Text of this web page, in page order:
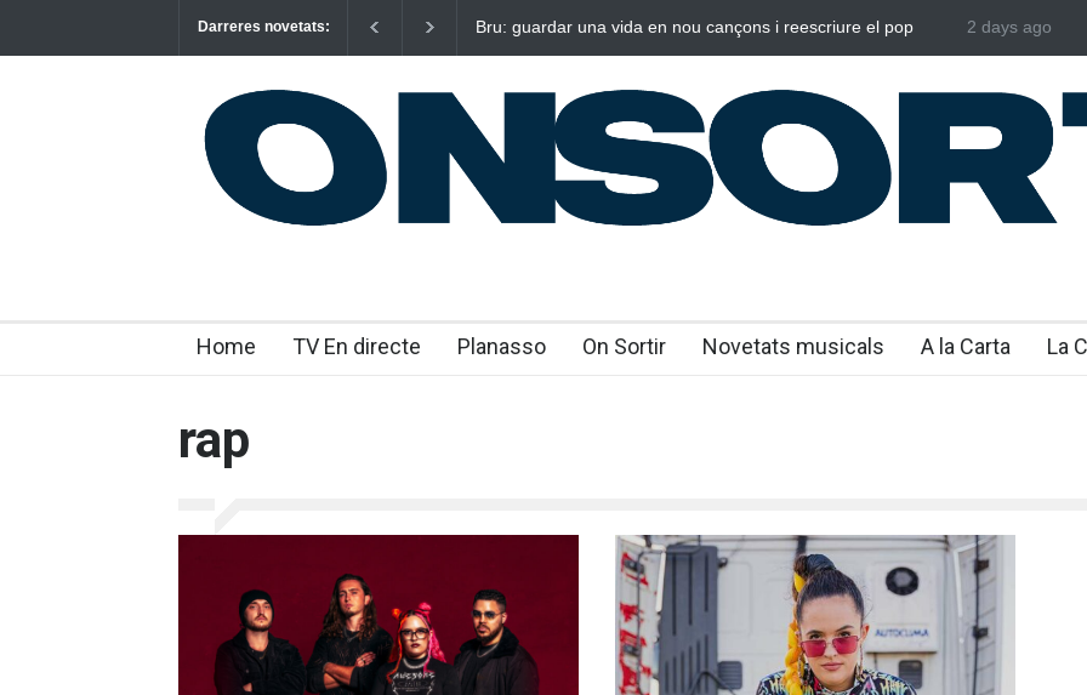
Darreres novetats:
Bru: guardar una vida en nou cançons i reescriure el pop
Laura West
2 days ago
Home TV En directe Planasso On Sortir Novetats musicals A la Carta La
rap